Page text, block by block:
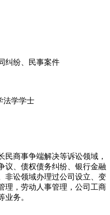
纠纷、民事案件
法学学士
民商事争端解决等诉讼领域，
议、债权债务纠纷、银行金融
非讼领域办理过公司设立、变
理，劳动人事管理，公司工商
业务。